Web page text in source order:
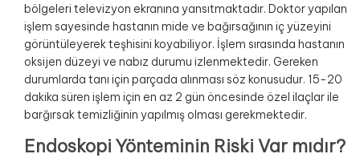
bölgeleri televizyon ekranına yansıtmaktadır. Doktor yapılan
işlem sayesinde hastanın mide ve bağırsağının iç yüzeyini
görüntüleyerek teşhisini koyabiliyor. İşlem sırasında hastanın
oksijen düzeyi ve nabız durumu izlenmektedir. Gereken
durumlarda tanı için parçada alınması söz konusudur. 15-20
dakika süren işlem için en az 2 gün öncesinde özel ilaçlar ile
barğırsak temizliğinin yapılmış olması gerekmektedir.
Endoskopi Yönteminin Riski Var mıdır?